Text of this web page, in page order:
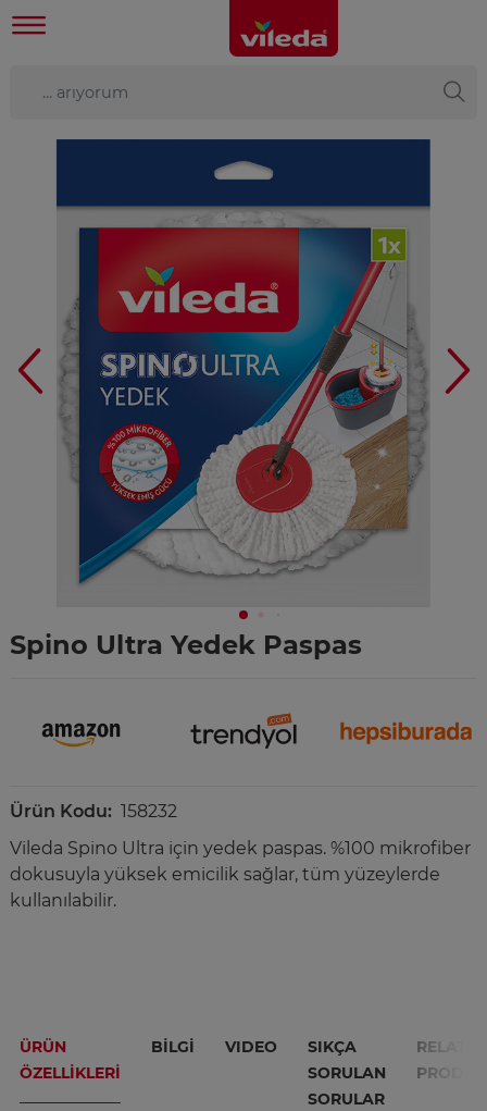
Spino Ultra Yedek Paspas
Ürün Kodu: 158232
Vileda Spino Ultra için yedek paspas. %100 mikrofiber
dokusuyla yüksek emicilik sağlar, tüm yüzeylerde
kullanılabilir.
ÜRÜN
ÖZELLIKLERI
BILGI VIDEO
SIKÇA
SORULAN
SORULAR